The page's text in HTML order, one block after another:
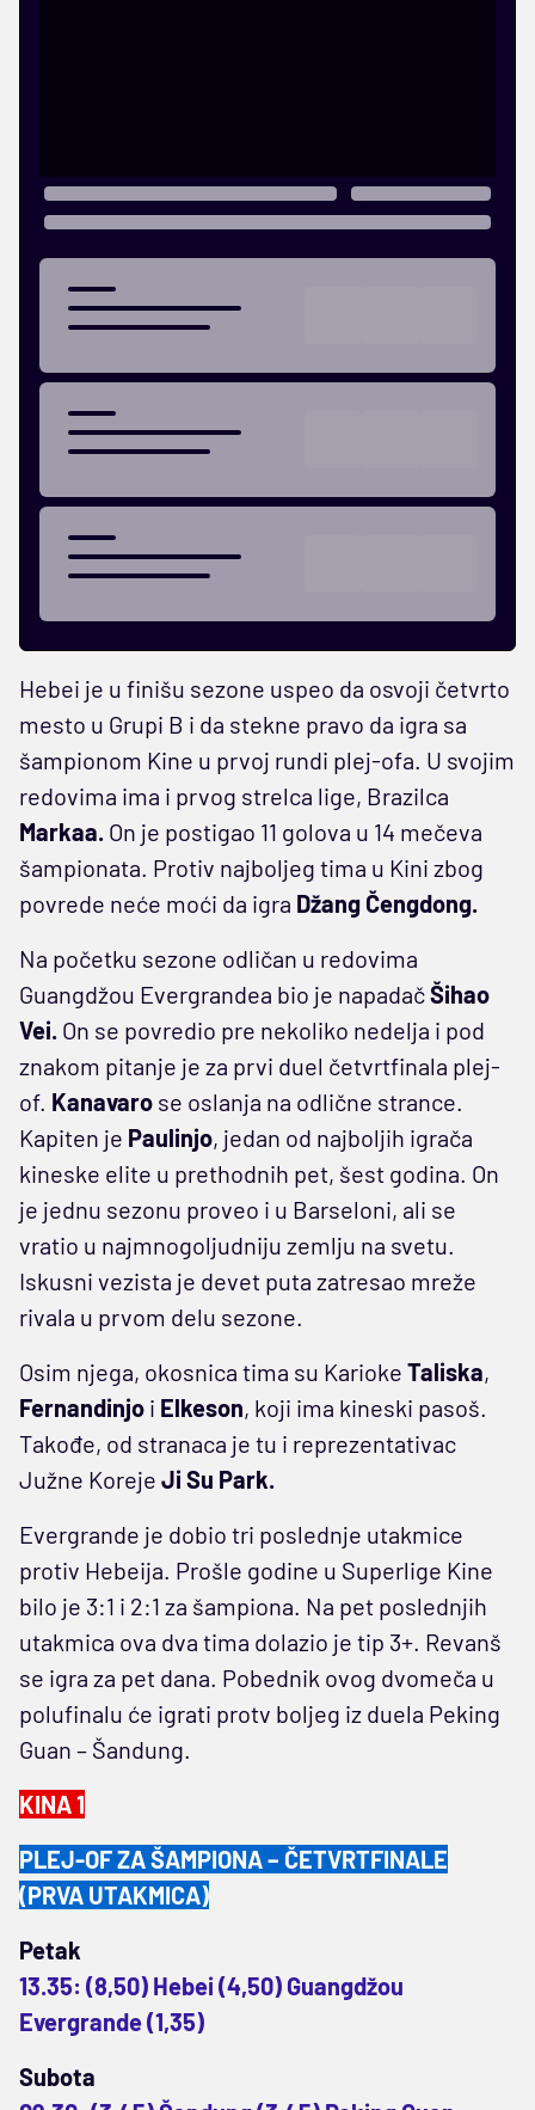
Hebei je u finišu sezone uspeo da osvoji četvrto
mesto u Grupi B i da stekne pravo da igra sa
šampionom Kine u prvoj rundi plej-ofa. U svojim
redovima ima i prvog strelca lige, Brazilca
Markaa. On je postigao 11 golova u 14 mečeva
šampionata. Protiv najboljeg tima u Kini zbog
povrede neće moći da igra Džang Čengdong.
Na početku sezone odličan u redovima
Guangdžou Evergrandea bio je napadačŠihao
Vei. On se povredio pre nekoliko nedelja i pod
znakom pitanje je za prvi duel četvrtfinala plej-
of. Kanavaro se oslanja na odlične strance.
Kapiten je Paulinjo, jedan od najboljih igrača
kineske elite u prethodnih pet, šest godina. On
je jednu sezonu proveo i u Barseloni, ali se
vratio u najmnogoljudniju zemlju na svetu.
Iskusni vezista je devet puta zatresao mreže
rivala u prvom delu sezone.
Osim njega, okosnica tima su Karioke Taliska,
Fernandinjo i Elkeson, koji ima kineski pasoš.
Takođe, od stranaca je tu i reprezentativac
Južne Koreje Ji Su Park.
Evergrande je dobio tri poslednje utakmice
protiv Hebeija. Prošle godine u Superlige Kine
bilo je 3:1 i 2:1 za šampiona. Na pet poslednjih
utakmica ova dva tima dolazio je tip 3+. Revanš
se igra za pet dana. Pobednik ovog dvomeča u
polufinalu će igrati protv boljeg iz duela Peking
Guan – Šandung.
KINA 1
PLEJ-OF ZA ŠAMPIONA – ČETVRTFINALE
(PRVA UTAKMICA)
Petak
13.35: (8,50) Hebei (4,50) Guangdžou
Evergrande (1,35)
Subota